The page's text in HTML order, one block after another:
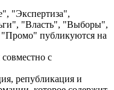
"Экспертиза",
"Власть", "Выборы",
публикуются на
с
републикация и